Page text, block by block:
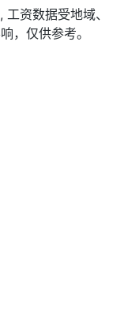
资数据受地域、
，仅供参考。